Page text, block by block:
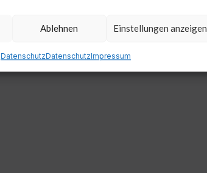
Ablehnen Einstellungen anzeigen
DatenschutzDatenschutzImpressum